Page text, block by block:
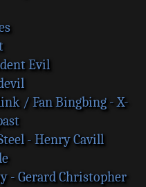
Evil
/ Fan Bingbing - X-
- Henry Cavill
- Gerard Christopher